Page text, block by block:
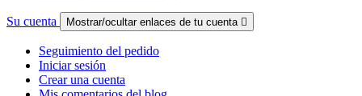
Su cuenta Mostrar/ocultar enlaces de tu cuenta 
Seguimiento del pedido
Iniciar sesión
Crear una cuenta